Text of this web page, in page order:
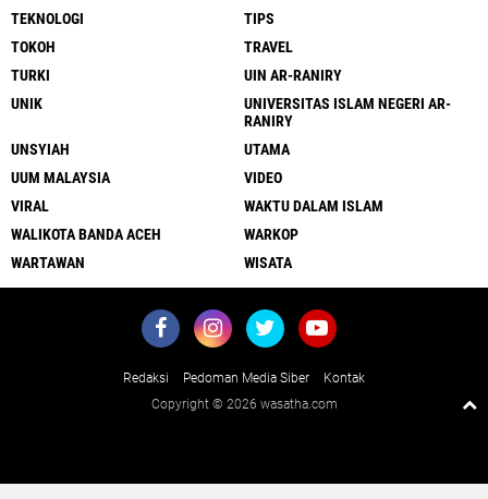
TEKNOLOGI
TIPS
TOKOH
TRAVEL
TURKI
UIN AR-RANIRY
UNIK
UNIVERSITAS ISLAM NEGERI AR-
RANIRY
UNSYIAH
UTAMA
UUM MALAYSIA
VIDEO
VIRAL
WAKTU DALAM ISLAM
WALIKOTA BANDA ACEH
WARKOP
WARTAWAN
WISATA
Redaksi Pedoman Media Siber
Kontak
Copyright © 2026 wasatha.com